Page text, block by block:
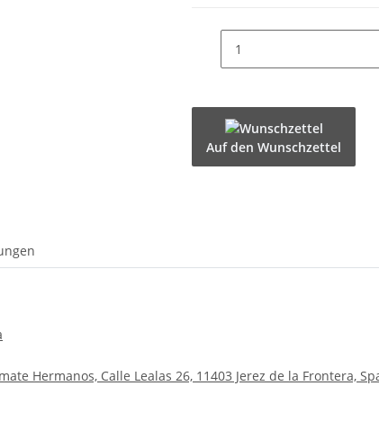
Auf den Wunschzettel
Hermanos, Calle Lealas 26, 11403 Jerez de la Frontera,